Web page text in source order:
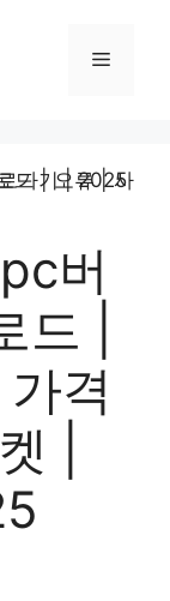
Menu
버
|
격
|